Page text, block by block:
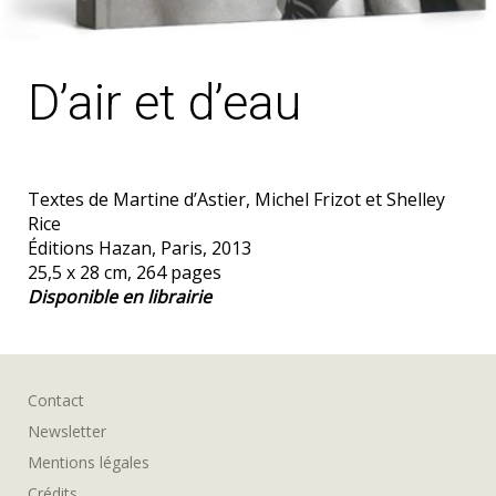
D’air et d’eau
Textes de Martine d’Astier, Michel Frizot et Shelley
Rice
Éditions Hazan, Paris, 2013
25,5 x 28 cm, 264 pages
Disponible en librairie
Contact
Newsletter
Mentions légales